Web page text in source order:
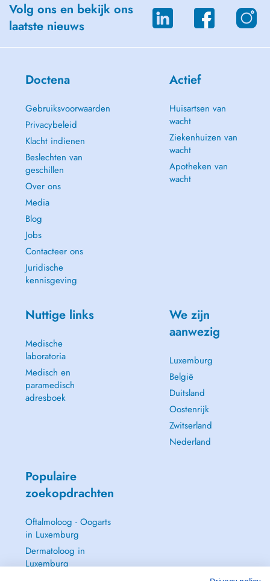
Volg ons en bekijk ons
laatste nieuws
Doctena
Gebruiksvoorwaarden
Privacybeleid
Klacht indienen
Beslechten van
geschillen
Over ons
Media
Blog
Jobs
Contacteer ons
Juridische
kennisgeving
Actief
Huisartsen van
wacht
Ziekenhuizen van
wacht
Apotheken van
wacht
Nuttige links
Medische
laboratoria
Medisch en
paramedisch
adresboek
We zijn
aanwezig
Luxemburg
België
Duitsland
Oostenrijk
Zwitserland
Nederland
Populaire
zoekopdrachten
Oftalmoloog - Oogarts
in Luxemburg
Dermatoloog in
Luxemburg